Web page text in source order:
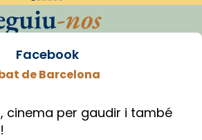
-nos
Facebook
de Barcelona
cinema per gaudir i també